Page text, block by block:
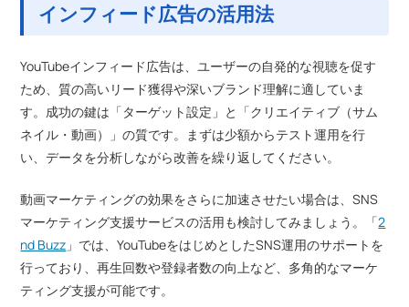
インフィード広告の活用法
YouTubeインフィード広告は、ユーザーの自発的な視聴を促す
ため、質の高いリード獲得や深いブランド理解に適していま
す。成功の鍵は「ターゲット設定」と「クリエイティブ（サム
ネイル・動画）」の質です。まずは少額からテスト運用を行
い、データを分析しながら改善を繰り返してください。
動画マーケティングの効果をさらに加速させたい場合は、SNS
マーケティング支援サービスの活用も検討してみましょう。「2
nd Buzz 」では、YouTubeをはじめとしたSNS運用のサポートを
行っており、再生回数や登録者数の向上など、多角的なマーケ
ティング支援が可能です。